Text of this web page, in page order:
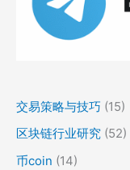
交易策略与技巧 (15)
区块链行业研究 (52)
币coin (14)